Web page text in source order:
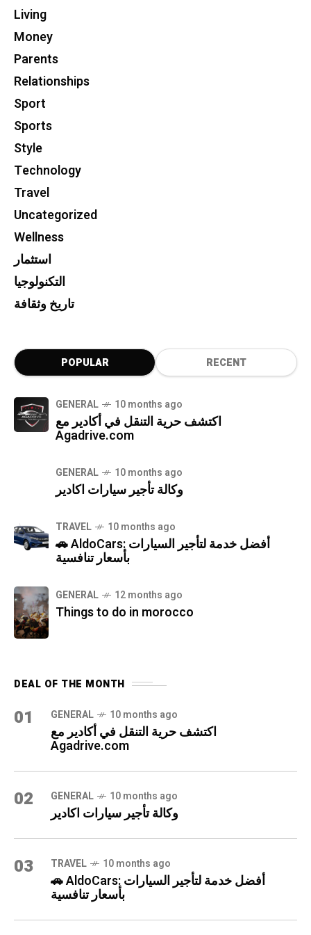
Living
Money
Parents
Relationships
Sport
Sports
Style
Technology
Travel
Uncategorized
Wellness
استثمار
التكنولوجيا
تاريخ وثقافة
POPULAR RECENT
GENERAL 10 months ago
اكتشف حرية التنقل في أكادير مع
Agadrive.com
GENERAL 10 months ago
وكالة تأجير سيارات اكادير
TRAVEL 10 months ago
🚗 AldoCars: أفضل خدمة لتأجير السيارات
بأسعار تنافسية
GENERAL 12 months ago
Things to do in morocco
DEAL OF THE MONTH
01 GENERAL 10 months ago
اكتشف حرية التنقل في أكادير مع
Agadrive.com
02 GENERAL 10 months ago
وكالة تأجير سيارات اكادير
03 TRAVEL 10 months ago
🚗 AldoCars: أفضل خدمة لتأجير السيارات
بأسعار تنافسية